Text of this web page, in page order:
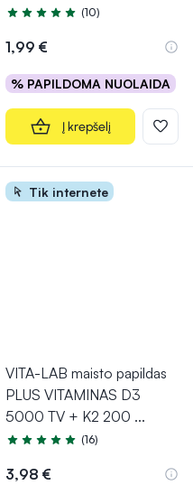
Įvertinimas 5.0 iš 5
(10)
1,99 €
% PAPILDOMA NUOLAIDA
Į krepšelį
Tik internete
VITA-LAB maisto papildas
PLUS VITAMINAS D3
5000 TV + K2 200 ...
Įvertinimas 4.9 iš 5
(16)
3,98 €